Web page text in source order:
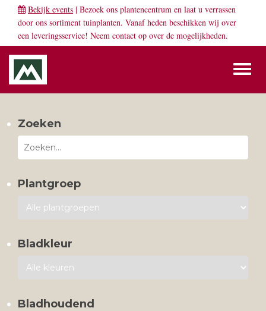
Bekijk events | Bezoek ons plantencentrum en laat u verrassen
door ons sortiment tuinplanten. Vanaf heden beschikken wij over
een leveringsservice! Neem contact op over de mogelijkheden.
Zoeken
Plantgroep
Bladkleur
Bladhoudend